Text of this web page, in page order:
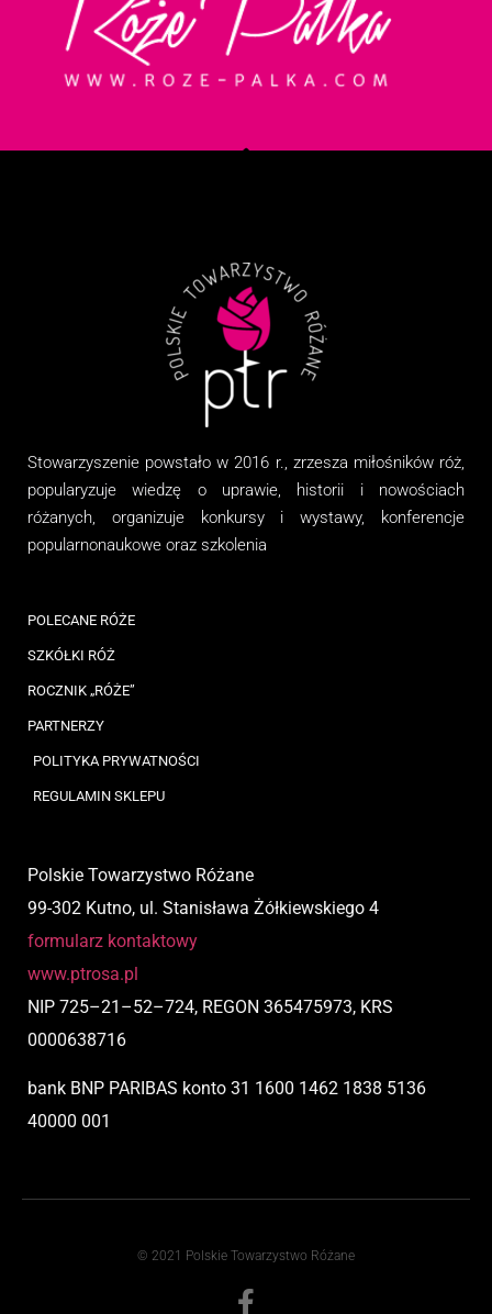
Stowarzyszenie powstało w 2016 r., zrzesza miłośników róż,
popularyzuje wiedzę o uprawie, historii i nowościach
różanych, organizujekonkursy i wystawy, konferencje
popularnonaukowe oraz szkolenia
POLECANE RÓŻE
SZKÓŁKI RÓŻ
ROCZNIK „RÓŻE”
PARTNERZY
POLITYKA PRYWATNOŚCI
REGULAMIN SKLEPU
Polskie Towarzystwo Różane
99-302 Kutno, ul. Stanisława Żółkiewskiego 4
formularz kontaktowy
www.ptrosa.pl
NIP 725–21 –52–724, REGON 365475973, KRS
0000638716
bank BNP PARIBAS konto 31 1600 1462 1838 5136
40000 001
© 2021 Polskie Towarzystwo Różane